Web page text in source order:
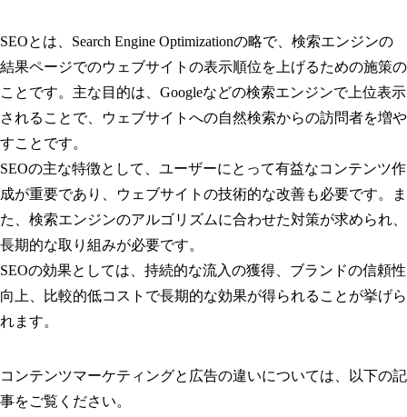
SEOとは、Search Engine Optimizationの略で、検索エンジンの
結果ページでのウェブサイトの表示順位を上げるための施策の
ことです。主な目的は、Googleなどの検索エンジンで上位表示
されることで、ウェブサイトへの自然検索からの訪問者を増や
すことです。
SEOの主な特徴として、ユーザーにとって有益なコンテンツ作
成が重要であり、ウェブサイトの技術的な改善も必要です。ま
た、検索エンジンのアルゴリズムに合わせた対策が求められ、
長期的な取り組みが必要です。
SEOの効果としては、持続的な流入の獲得、ブランドの信頼性
向上、比較的低コストで長期的な効果が得られることが挙げら
れます。
コンテンツマーケティングと広告の違いについては、以下の記
事をご覧ください。